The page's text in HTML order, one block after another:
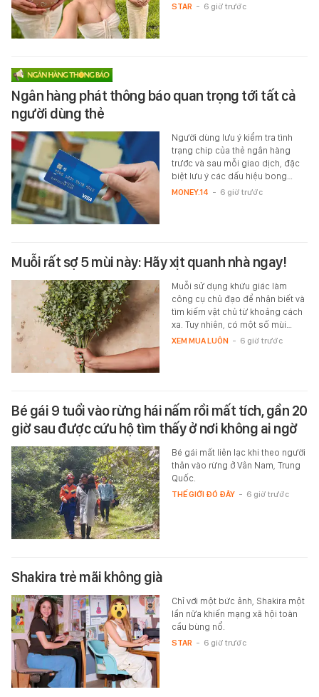
STAR - 6 giờ trước
Ngân hàng phát thông báo quan trọng tới tất cả
người dùng thẻ
Người dùng lưu ý kiểm tra tình
trạng chip của thẻ ngân hàng
trước và sau mỗi giao dịch, đặc
biệt lưu ý các dấu hiệu bong…
MONEY.14 - 6 giờ trước
Muỗi rất sợ 5 mùi này: Hãy xịt quanh nhà ngay!
Muỗi sử dụng khứu giác làm
công cụ chủ đạo để nhận biết và
tìm kiếm vật chủ từ khoảng cách
xa. Tuy nhiên, có một số mùi…
XEM MUA LUÔN - 6 giờ trước
Bé gái 9 tuổi vào rừng hái nấm rồi mất tích, gần 20
giờ sau được cứu hộ tìm thấy ở nơi không ai ngờ
Bé gái mất liên lạc khi theo người
thân vào rừng ở Vân Nam, Trung
Quốc.
THẾ GIỚI ĐÓ ĐÂY - 6 giờ trước
Shakira trẻ mãi không già
Chỉ với một bức ảnh, Shakira một
lần nữa khiến mạng xã hội toàn
cầu bùng nổ.
STAR - 6 giờ trước